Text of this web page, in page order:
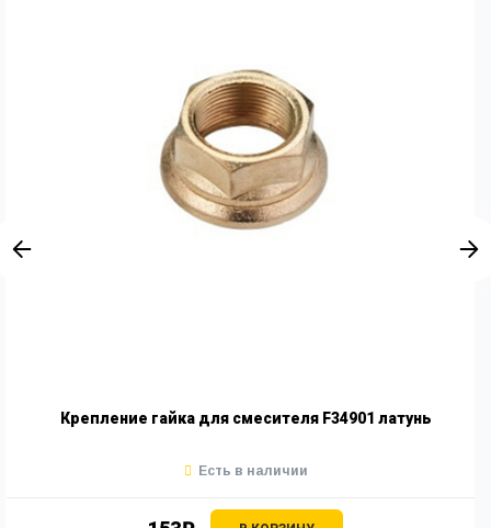
Крепление гайка для смесителя F34901 латунь
Есть в наличии